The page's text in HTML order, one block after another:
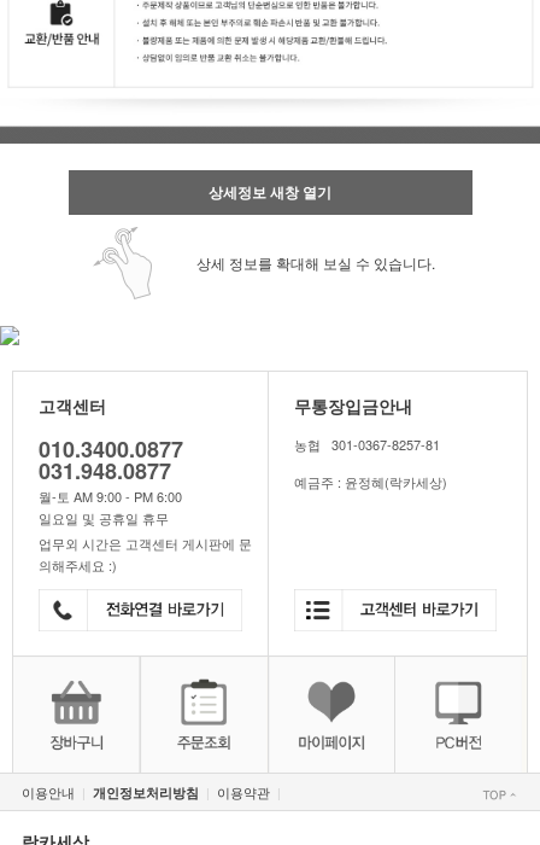
상세정보 새창 열기
상세 정보를 확대해 보실 수 있습니다.
고객센터
010.3400.0877
031.948.0877
월-토 AM 9:00 - PM 6:00
일요일 및 공휴일 휴무
업무외 시간은 고객센터 게시판에 문
의해주세요 :)
무통장입금안내
농협 301-0367-8257-81
예금주 : 윤정혜(락카세상)
이용안내 | 개인정보처리방침 | 이용약관|